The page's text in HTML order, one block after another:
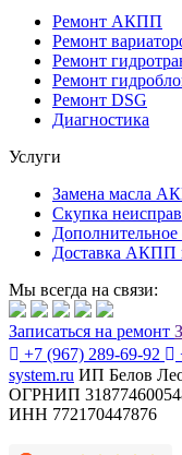
Ремонт АКПП
Ремонт
Ремонт
Ремонт
Ремонт DSG
Диагностика
Услуги
Замена масла
Скупка
Доставка АКПП
Мы всегда на связи:
Записаться на ремонт
+7 (967) 289-69-92
system.ru ИП Белов
ОГРНИП
ИНН 772170447876